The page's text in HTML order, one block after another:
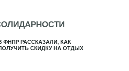
ФНПР РАССКАЗАЛИ, КАК
СКИДКУ НА ОТДЫХ